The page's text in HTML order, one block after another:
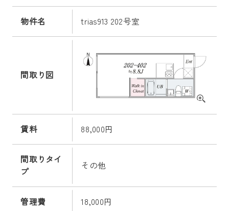
物件名 trias913 202号室
間取り図
賃料 88,000円
間取りタイ
プ
その他
管理費 18,000円